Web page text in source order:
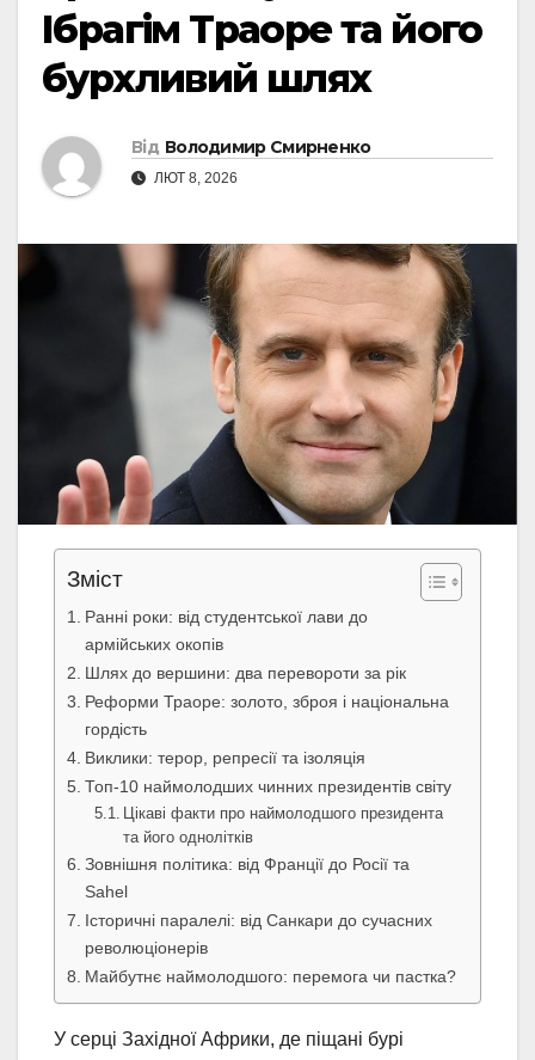
Ібрагім Траоре та його
бурхливий шлях
Від Володимир Смирненко
ЛЮТ 8, 2026
Зміст
Ранні роки: від студентської лави до
армійських окопів
Шлях до вершини: два перевороти за рік
Реформи Траоре: золото, зброя і національна
гордість
Виклики: терор, репресії та ізоляція
Топ-10 наймолодших чинних президентів світу
Цікаві факти про наймолодшого президента
та його однолітків
Зовнішня політика: від Франції до Росії та
Sahel
Історичні паралелі: від Санкари до сучасних
революціонерів
Майбутнє наймолодшого: перемога чи пастка?
У серці Західної Африки, де піщані бурі